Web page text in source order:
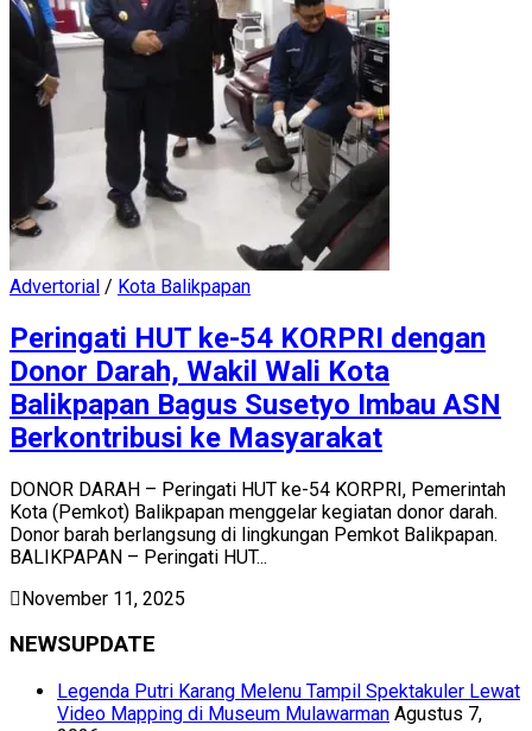
Advertorial / Kota Balikpapan
Peringati HUT ke-54 KORPRI dengan
Donor Darah, Wakil Wali Kota
Balikpapan Bagus Susetyo Imbau ASN
Berkontribusi ke Masyarakat
DONOR DARAH – Peringati HUT ke-54 KORPRI, Pemerintah
Kota (Pemkot) Balikpapan menggelar kegiatan donor darah.
Donor barah berlangsung di lingkungan Pemkot Balikpapan.
BALIKPAPAN – Peringati HUT...
November 11, 2025
NEWSUPDATE
Legenda Putri Karang Melenu Tampil Spektakuler Lewat
Video Mapping di Museum Mulawarman Agustus 7,